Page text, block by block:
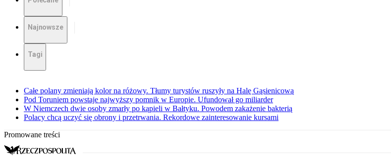
Najnowsze
Tagi
Całe polany zmieniają kolor na różowy. Tłumy turystów ruszyły na Halę Gąsienicową
Pod Toruniem powstaje najwyższy pomnik w Europie. Ufundował go miliarder
W Niemczech dwie osoby zmarły po kąpieli w Bałtyku. Powodem zakażenie bakterią
Polacy chcą uczyć się obrony i przetrwania. Rekordowe zainteresowanie kursami
Promowane treści